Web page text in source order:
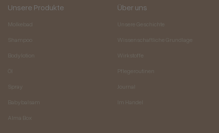
Unsere Produkte
Molkebad
Shampoo
Bodylotion
Spray
Babybalsam
Alma Box
Über uns
Unsere Geschichte
Wissenschaftliche Grundlage
Wirkstoffe
Pflegeroutinen
Journal
Im Handel